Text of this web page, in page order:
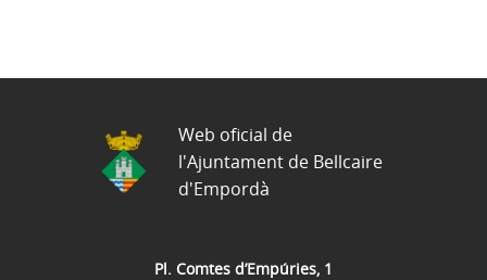
Pl. Comtes d’Empúries, 1
Web oficial de
l'Ajuntament de Bellcaire
d'Empordà